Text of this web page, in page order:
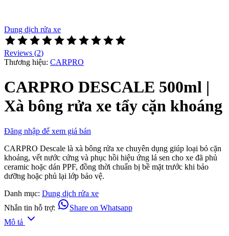
Dung dịch rửa xe
based
on
2
customer
Reviews (2)
Thương hiệu: CARPRO
CARPRO DESCALE 500ml |
Xà bông rửa xe tẩy cặn khoáng
Đăng nhập để xem giá bán
CARPRO Descale là xà bông rửa xe chuyên dụng giúp loại bỏ cặn
khoáng, vết nước cứng và phục hồi hiệu ứng lá sen cho xe đã phủ
ceramic hoặc dán PPF, đồng thời chuẩn bị bề mặt trước khi bảo
dưỡng hoặc phủ lại lớp bảo vệ.
Danh mục: Dung dịch rửa xe
Nhắn tin hỗ trợ:
Share on Whatsapp
Mô tả